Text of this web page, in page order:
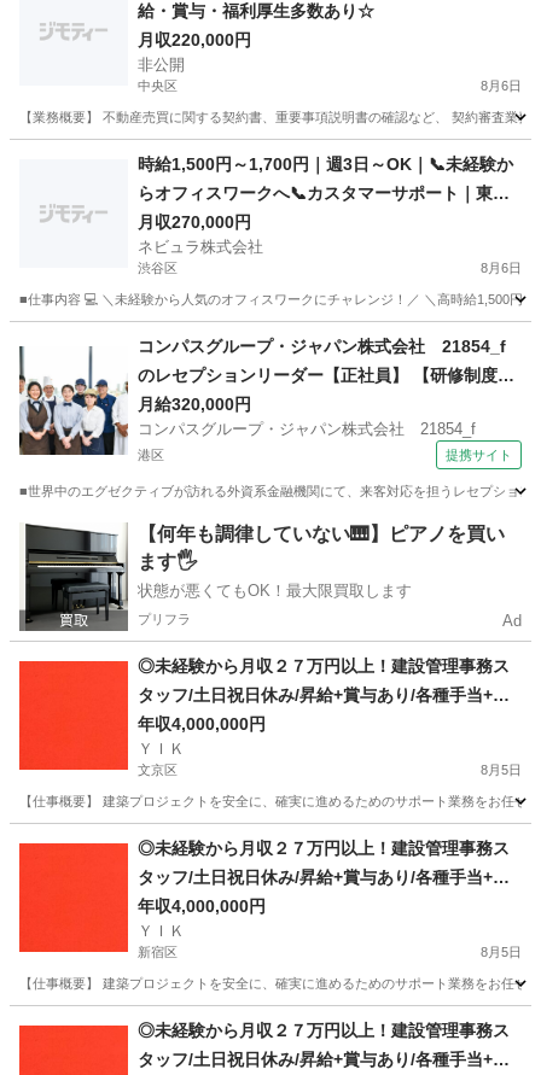
給・賞与・福利厚生多数あり☆
月収220,000円
非公開
中央区 8月6日
【業務概要】 不動産売買に関する契約書、重要事項説明書の確認など、 契約審査
法務 業務
時給1,500円～1,700円｜週3日～OK｜📞未経験か
らオフィスワークへ📞カスタマーサポート｜東京
都内【Ow01】
月収270,000円
ネビュラ株式会社
渋谷区 8月6日
■仕事内容 💻 ＼未経験から人気のオフィスワークにチャレンジ！／ ＼高時給1,500円
未経験
コンパスグループ・ジャパン株式会社 21854_f
のレセプションリーダー【正社員】 【研修制度あ
り】
月給320,000円
コンパスグループ・ジャパン株式会社 21854_f
港区 提携サイト
■世界中のエグゼクティブが訪れる外資系金融機関にて、来客対応を担うレセプショ
東京 港区 受付
【何年も調律していない🎹】ピアノを買い
ます🖐️
状態が悪くてもOK！最大限買取します
プリフラ Ad
◎未経験から月収２７万円以上！建設管理事務ス
タッフ/土日祝日休み/昇給+賞与あり/各種手当+寮
完備
年収4,000,000円
ＹＩＫ
文京区 8月5日
【仕事概要】 建築プロジェクトを安全に、確実に進めるためのサポート業務をお任
事務 未経験
◎未経験から月収２７万円以上！建設管理事務ス
タッフ/土日祝日休み/昇給+賞与あり/各種手当+寮
完備
年収4,000,000円
ＹＩＫ
新宿区 8月5日
【仕事概要】 建築プロジェクトを安全に、確実に進めるためのサポート業務をお任
事務 未経験
◎未経験から月収２７万円以上！建設管理事務ス
タッフ/土日祝日休み/昇給+賞与あり/各種手当+寮